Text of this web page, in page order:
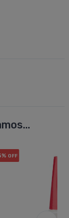
OFF